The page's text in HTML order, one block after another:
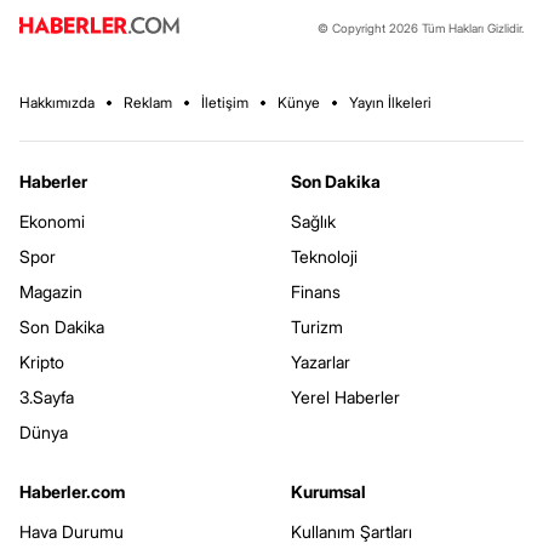
© Copyright 2026 Tüm Hakları Gizlidir.
Hakkımızda Reklam İletişim Künye Yayın İlkeleri
Haberler
Ekonomi
Spor
Magazin
Son Dakika
Kripto
3.Sayfa
Dünya
Son Dakika
Sağlık
Teknoloji
Finans
Turizm
Yazarlar
Yerel Haberler
Haberler.com
Hava Durumu
Kurumsal
Kullanım Şartları